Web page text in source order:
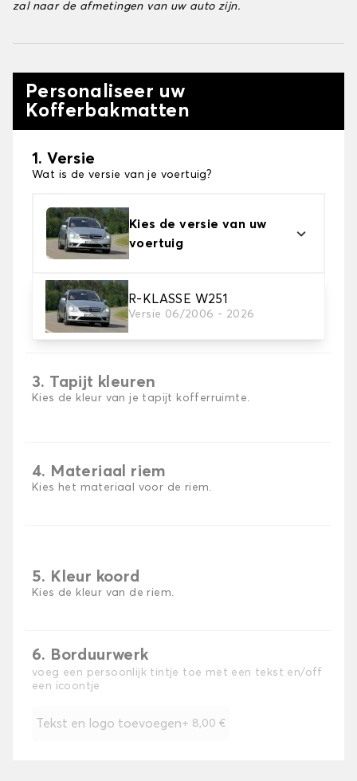
zal naar de afmetingen van uw auto zijn.
Personaliseer uw
Kofferbakmatten
1. Versie
Wat is de versie van je voertuig?
Kies de versie van uw
voertuig
R-KLASSE W251
Versie 06/2006 - 2026
2. Materiaal
Kies het materiaal van uw kofferbakmat
3. Tapijt kleuren
Kies de kleur van je tapijt kofferruimte.
4. Materiaal riem
Kies het materiaal voor de riem.
5. Kleur koord
Kies de kleur van de riem.
6. Borduurwerk
voeg een persoonlijk tintje toe met een tekst en/off
een icoontje
Tekst en logo toevoegen+ 8,00 €